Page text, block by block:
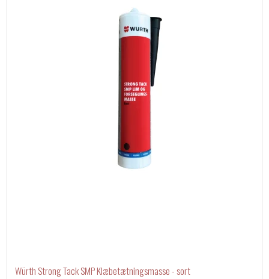
Würth Strong Tack SMP Klæbetætningsmasse - sort